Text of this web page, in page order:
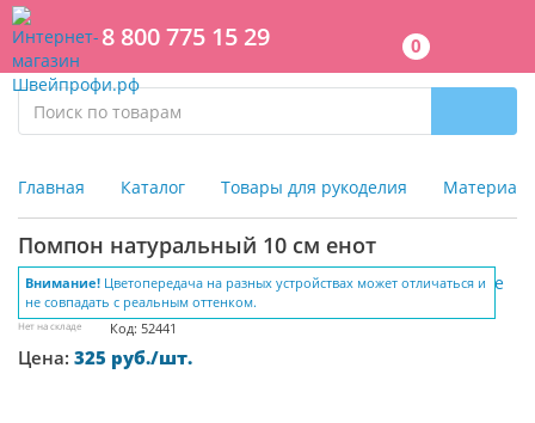
8 800 775 15 29 0
Главная Каталог Товары для рукоделия
Помпон натуральный 10 см енот
Внимание! Цветопередача на разных устройствах может отличаться и
не совпадать с реальным оттенком.
Нет на складе Код: 52441
Цена: 325 руб./шт.